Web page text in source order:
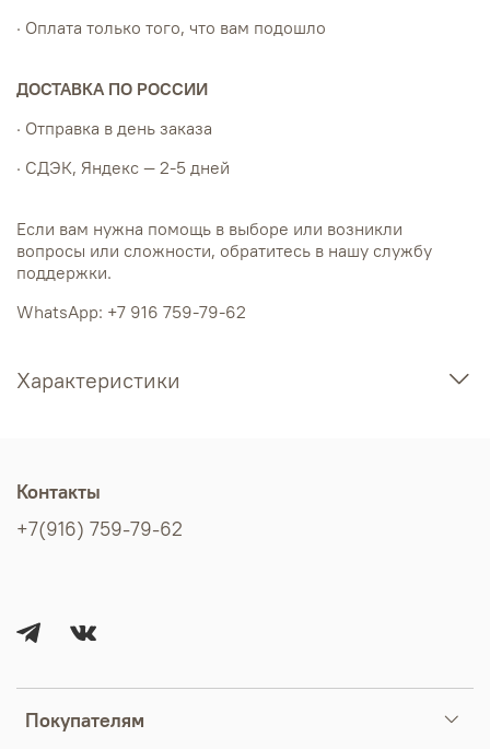
· Оплата только того, что вам подошло
ДОСТАВКА ПО РОССИИ
· Отправка в день заказа
· СДЭК, Яндекс — 2-5 дней
Если вам нужна помощь в выборе или возникли
вопросы или сложности, обратитесь в нашу службу
поддержки.
WhatsApp: +7 916 759-79-62
Характеристики
Покупателям
Контакты
+7(916) 759-79-62